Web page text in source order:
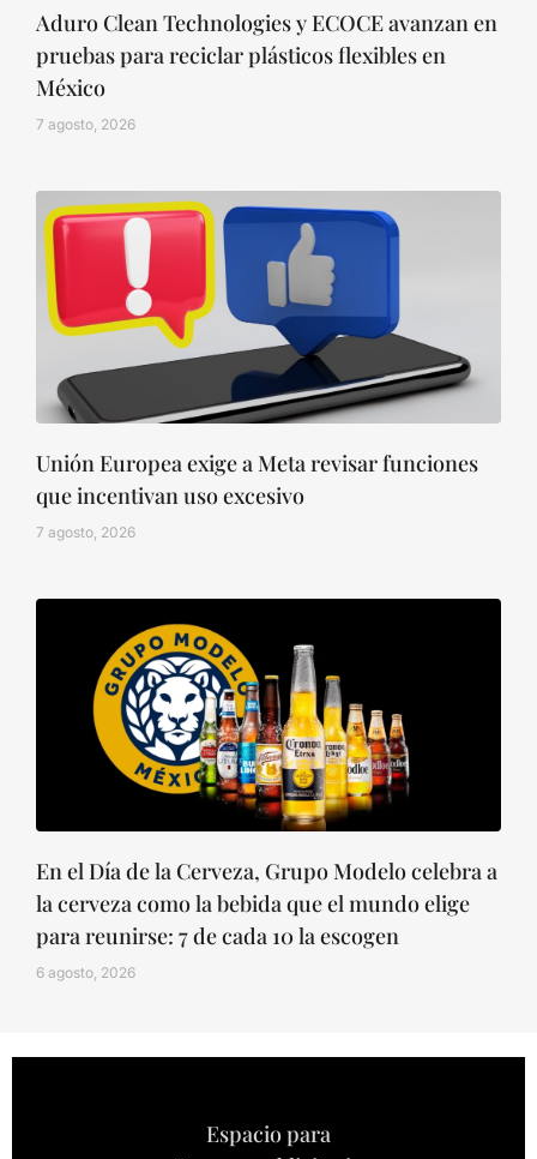
Aduro Clean Technologies y ECOCE avanzan en
pruebas para reciclar plásticos flexibles en
México
7 agosto, 2026
Unión Europea exige a Meta revisar funciones
que incentivan uso excesivo
7 agosto, 2026
En el Día de la Cerveza, Grupo Modelo celebra a
la cerveza como la bebida que el mundo elige
para reunirse: 7 de cada 10 la escogen
6 agosto, 2026
Espacio para